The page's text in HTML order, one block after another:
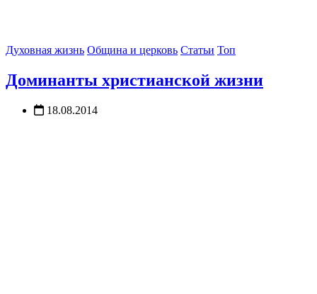
Духовная жизнь Община и церковь Статьи Топ
Доминанты христианской жизни
18.08.2014